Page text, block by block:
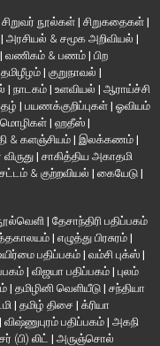
சிறுவர் நூல்கள் | சிறுகதைகள் |
| அரசியல் & சமூக அறிவியல் |
| வணிகம் & பணம் | பிற
தமிழீழம் | குறுநாவல் |
| நாடகம் | உளவியல் | ஆராய்ச்சி
| பயணக்குறிப்புகள் | ஓவியம்
| ஹதீஸ் |
& களஞ்சியம் | இலக்கணம் |
| சாகித்திய அகாதமி
சட்டம் & குற்றவியல் | கையேடு |
| தேசாந்திரி பதிப்பகம்
| எழுத்து பிரசுரம் |
பதிப்பகம் | வம்சி புக்ஸ் |
| விஜயா பதிப்பகம் | புலம்
| தமிழினி வெளியீடு | சந்தியா
| தமிழ் திசை | க்ரியா
| விஷ்ணுபுரம் பதிப்பகம் | அகநி
(பி) லிட் | அருஞ்சொல்